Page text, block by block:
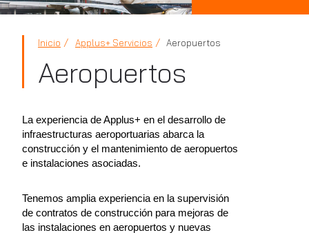
Inicio Applus+ Servicios Aeropuertos
Aeropuertos
La experiencia de Applus+ en el desarrollo de
infraestructuras aeroportuarias abarca la
construcción y el mantenimiento de aeropuertos
e instalaciones asociadas.
Tenemos amplia experiencia en la supervisión
de contratos de construcción para mejoras de
las instalaciones en aeropuertos y nuevas